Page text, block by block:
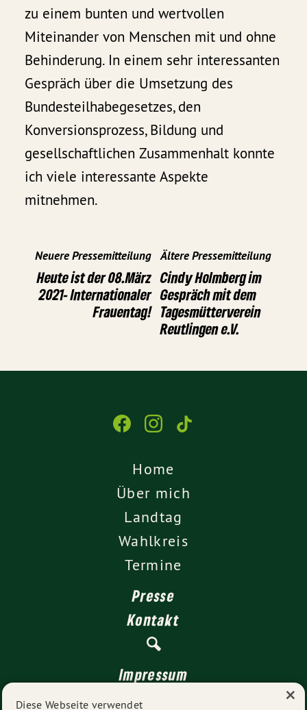
zu einem bunten und wertvollen
Miteinander von Menschen mit und ohne
Behinderung. In einem sehr interessanten
Gespräch über die Umsetzung des
Bundesteilhabegesetzes, den
Konversionsprozess, Bildung und
gesellschaftlichen Zusammenhalt konnte
ich viele interessante Aspekte
mitnehmen.
Neuere Pressemitteilung
Heute ist der 08.März
2021- Internationaler
Frauentag!
Ältere Pressemitteilung
Cindy Holmberg im
Gespräch mit dem
Tagesmütterverein
Reutlingen e.V.
Home
Über mich
Landtag
Wahlkreis
Termine
Presse
Kontakt
Impressum
Datenschutz
Diese Webseite verwendet ×